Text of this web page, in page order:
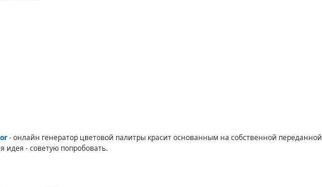
- онлайн генератор цветовой палитры красит основанным на собственной переданной
идея - советую попробовать.